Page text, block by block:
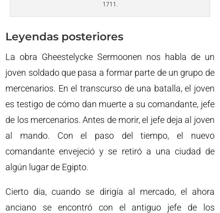
1711.
Leyendas posteriores
La obra Gheestelycke Sermoonen nos habla de un
joven soldado que pasa a formar parte de un grupo de
mercenarios. En el transcurso de una batalla, el joven
es testigo de cómo dan muerte a su comandante, jefe
de los mercenarios. Antes de morir, el jefe deja al joven
al mando. Con el paso del tiempo, el nuevo
comandante envejeció y se retiró a una ciudad de
algún lugar de Egipto.
Cierto día, cuando se dirigía al mercado, el ahora
anciano se encontró con el antiguo jefe de los